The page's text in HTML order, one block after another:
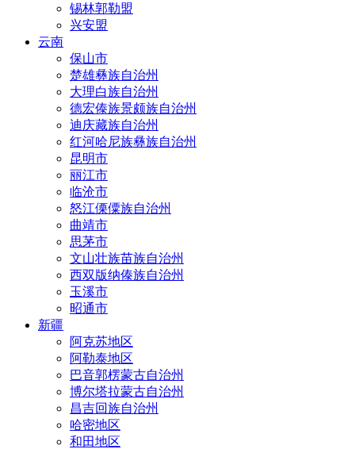
锡林郭勒盟
兴安盟
云南
保山市
楚雄彝族自治州
大理白族自治州
德宏傣族景颇族自治州
迪庆藏族自治州
红河哈尼族彝族自治州
昆明市
丽江市
临沧市
怒江傈僳族自治州
曲靖市
思茅市
文山壮族苗族自治州
西双版纳傣族自治州
玉溪市
昭通市
新疆
阿克苏地区
阿勒泰地区
巴音郭楞蒙古自治州
博尔塔拉蒙古自治州
昌吉回族自治州
哈密地区
和田地区